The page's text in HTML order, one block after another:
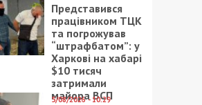
Представився
працівником ТЦК
та погрожував
“штрафбатом”: у
Харкові на хабарі
$10 тисяч
затримали
майора ВСП
5/08/2026 - 10:29